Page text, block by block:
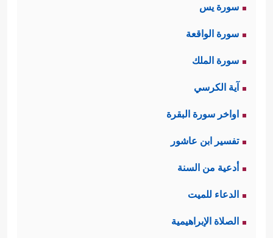
سورة يس
سورة الواقعة
سورة الملك
آية الكرسي
اواخر سورة البقرة
تفسير ابن عاشور
أدعية من السنة
الدعاء للميت
الصلاة الإبراهيمية